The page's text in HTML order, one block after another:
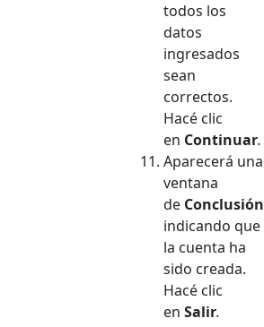
todos los
datos
ingresados
sean
correctos.
Hacé clic
en Continuar.
Aparecerá una
ventana
de Conclusión
indicando que
la cuenta ha
sido creada.
Hacé clic
en Salir.